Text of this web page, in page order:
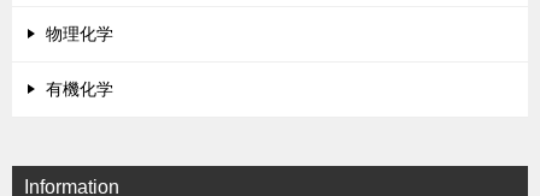
物理化学
有機化学
Information